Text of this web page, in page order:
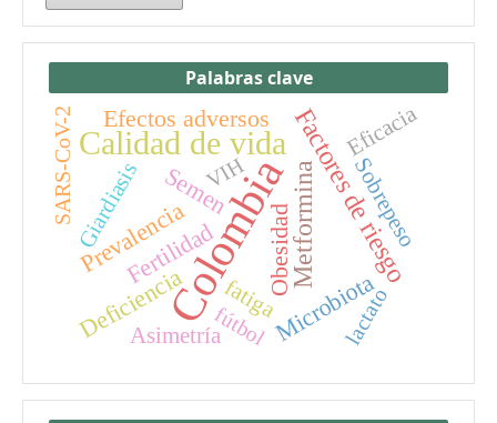
Palabras clave
Colombia
Calidad de vidaFactores de riesgo
Metformina
Microbiota
Obesidad
Semen
Fertilidad
Prevalencia
Deficiencia
Efectos adversos
fatiga
Giardiasis
Eficacia
Asimetría
Sobrepeso
VIH
fútbol lactato
SARS-CoV-2